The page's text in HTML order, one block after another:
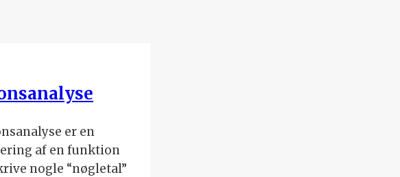
er en
af en funktion
nogle “nøgletal”